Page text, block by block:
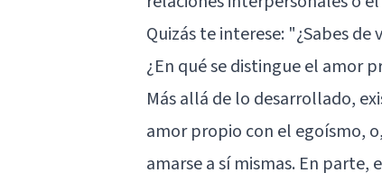
Quizás te interese: "¿Sabes de
¿En qué se distingue el amor
Más allá de lo desarrollado,
amor propio con el egoísmo,
amarse a sí mismas. En parte,